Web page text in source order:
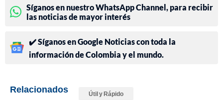
Síganos en nuestro WhatsApp Channel, para recibir
las noticias de mayor interés
✔️ Síganos en Google Noticias con toda la
información de Colombia y el mundo.
Relacionados Útil y Rápido